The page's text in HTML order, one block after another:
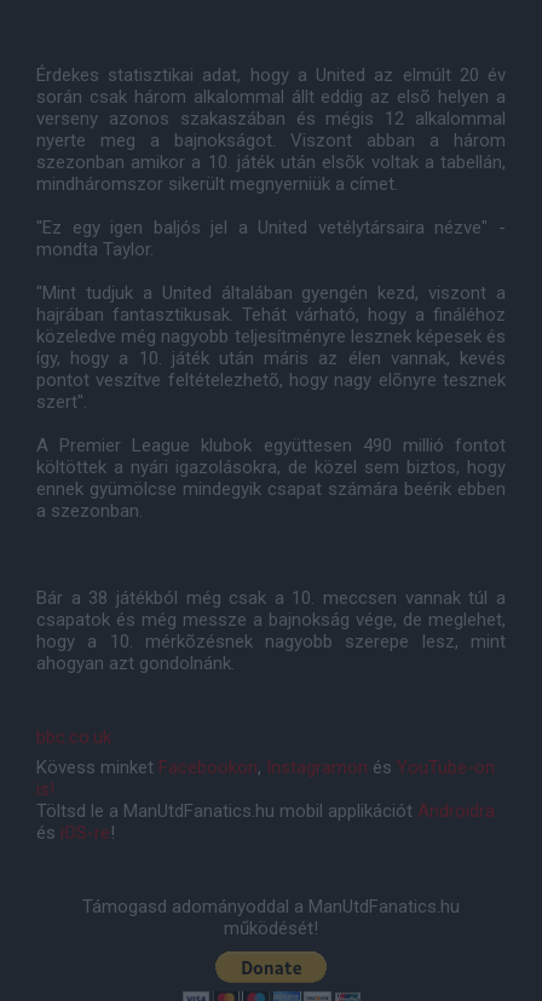
Érdekes statisztikai adat, hogy a United az elmúlt 20 év
során csak három alkalommal állt eddig az elsõ helyen a
verseny azonos szakaszában és mégis 12 alkalommal
nyerte meg a bajnokságot. Viszont abban a három
szezonban amikor a 10. játék után elsõk voltak a tabellán,
mindháromszor sikerült megnyerniük a címet.
"Ez egy igen baljós jel a United vetélytársaira nézve" -
mondta Taylor.
"Mint tudjuk a United általában gyengén kezd, viszont a
hajrában fantasztikusak. Tehát várható, hogy a fináléhoz
közeledve még nagyobb teljesítményre lesznek képesek és
így, hogy a 10. játék után máris az élen vannak, kevés
pontot veszítve feltételezhetõ, hogy nagy elõnyre tesznek
szert".
A Premier League klubok együttesen 490 millió fontot
költöttek a nyári igazolásokra, de közel sem biztos, hogy
ennek gyümölcse mindegyik csapat számára beérik ebben
a szezonban.
Bár a 38 játékból még csak a 10. meccsen vannak túl a
csapatok és még messze a bajnokság vége, de meglehet,
hogy a 10. mérkõzésnek nagyobb szerepe lesz, mint
ahogyan azt gondolnánk.
bbc.co.uk
Kövess minket Facebookon, Instagramon és YouTube-on
is!
Töltsd le a ManUtdFanatics.hu mobil applikációt Androidra
és iOS-re!
Támogasd adományoddal a ManUtdFanatics.hu
működését!